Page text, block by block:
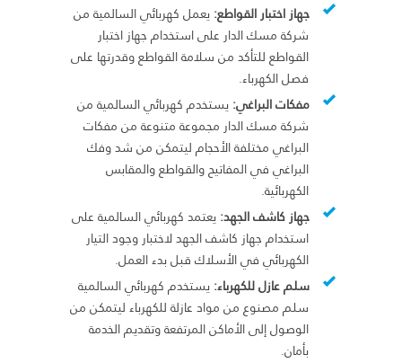
جهاز اختبار القواطع:يعمل كهربائي السالمية من
شركة مسك الدار على استخدام جهاز اختبار
القواطع للتأكد من سلامة القواطع وقدرتها على
فصل الكهرباء.
مفكات البراغي:يستخدم كهربائي السالمية من
شركة مسك الدار مجموعة متنوعة من مفكات
البراغي مختلفة الأحجام ليتمكن من شد وفك
البراغي في المفاتيح والقواطع والمقابس
الكهربائية.
جهاز كاشف الجهد:يعتمد كهربائي السالمية على
استخدام جهاز كاشف الجهد لاختبار وجود التيار
الكهربائي في الأسلاك قبل بدء العمل.
سلم عازل للكهرباء:يستخدم كهربائي السالمية
سلم مصنوع من مواد عازلة للكهرباء ليتمكن من
الوصول إلى الأماكن المرتفعة وتقديم الخدمة
بأمان.